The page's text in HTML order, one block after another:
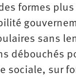
formes
sans
débouchés
sociale, sur